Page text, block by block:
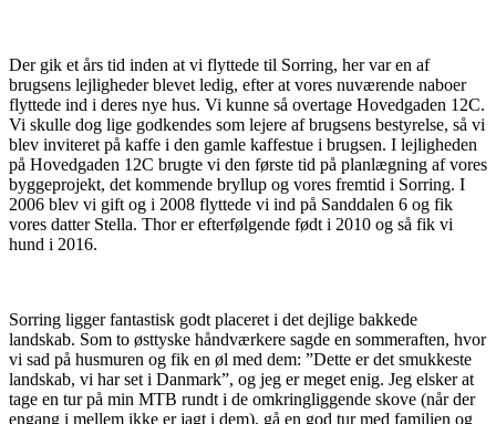
Der gik et års tid inden at vi flyttede til Sorring, her var en af
brugsens lejligheder blevet ledig, efter at vores nuværende naboer
flyttede ind i deres nye hus. Vi kunne så overtage Hovedgaden 12C.
Vi skulle dog lige godkendes som lejere af brugsens bestyrelse, så vi
blev inviteret på kaffe i den gamle kaffestue i brugsen. I lejligheden
på Hovedgaden 12C brugte vi den første tid på planlægning af vores
byggeprojekt, det kommende bryllup og vores fremtid i Sorring. I
2006 blev vi gift og i 2008 flyttede vi ind på Sanddalen 6 og fik
vores datter Stella. Thor er efterfølgende født i 2010 og så fik vi
hund i 2016.
Sorring ligger fantastisk godt placeret i det dejlige bakkede
landskab. Som to østtyske håndværkere sagde en sommeraften, hvor
vi sad på husmuren og fik en øl med dem: ”Dette er det smukkeste
landskab, vi har set i Danmark”, og jeg er meget enig. Jeg elsker at
tage en tur på min MTB rundt i de omkringliggende skove (når der
engang i mellem ikke er jagt i dem), gå en god tur med familien og